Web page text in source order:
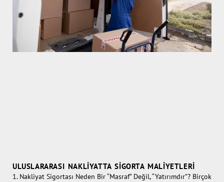
ULUSLARARASI NAKLIYATTA SIGORTA MALIYETLERI
1. Nakliyat Sigortası Neden Bir “Masraf” Değil, “Yatırımdır”? Birçok